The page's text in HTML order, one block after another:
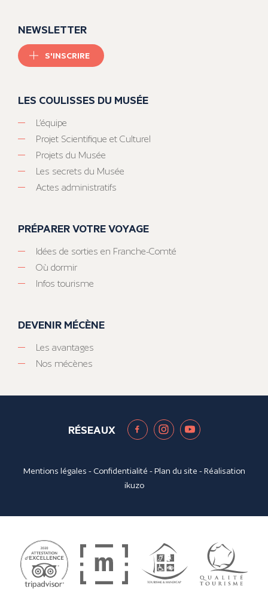
NEWSLETTER
S'INSCRIRE
LES COULISSES DU MUSÉE
L’équipe
Projet Scientifique et Culturel
Projets du Musée
Les secrets du Musée
Actes administratifs
PRÉPARER VOTRE VOYAGE
Idées de sorties en Franche-Comté
Où dormir
Infos tourisme
DEVENIR MÉCÈNE
Les avantages
Nos mécènes
RÉSEAUX
Mentions légales - Confidentialité -Plan du site - Réalisation
ikuzo